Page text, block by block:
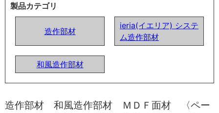
製品カテゴリ
造作部材
ieria(イエリア) システ
ム造作部材
和風造作部材
造作部材 和風造作部材 ＭＤＦ面材 〈ペー